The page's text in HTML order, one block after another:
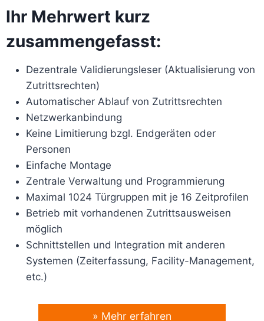
Ihr Mehrwert kurz
zusammengefasst:
Dezentrale Validierungsleser (Aktualisierung von
Zutrittsrechten)
Automatischer Ablauf von Zutrittsrechten
Netzwerkanbindung
Keine Limitierung bzgl. Endgeräten oder
Personen
Einfache Montage
Zentrale Verwaltung und Programmierung
Maximal 1024 Türgruppen mit je 16 Zeitprofilen
Betrieb mit vorhandenen Zutrittsausweisen
möglich
Schnittstellen und Integration mit anderen
Systemen (Zeiterfassung, Facility-Management,
etc.)
» Mehr erfahren